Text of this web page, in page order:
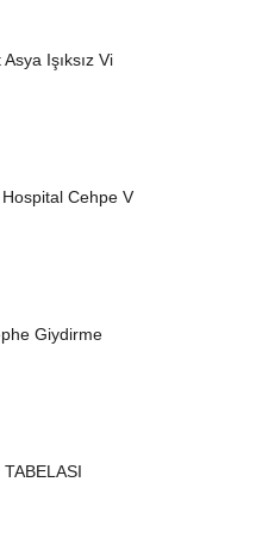
Işıksız Vi
Cehpe V
Giydirme
TABELASI